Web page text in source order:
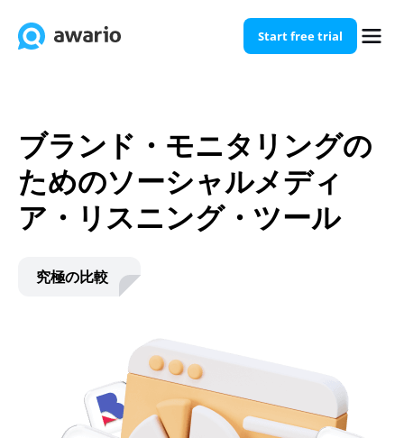
Start free trial
ブランド・モニタリングの
ためのソーシャルメディ
ア・リスニング・ツール
究極の比較